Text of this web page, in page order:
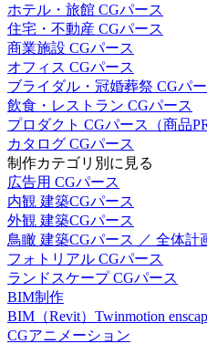
ホテル・旅館 CGパース
住宅・不動産 CGパース
商業施設 CGパース
オフィス CGパース
ブライダル・冠婚葬祭 CGパ
飲食・レストラン CGパース
プロダクト CGパース（商品
カタログ CGパース
制作カテゴリ別に見る
広告用 CGパース
内観 建築CGパース
外観 建築CGパース
鳥瞰 建築CGパース ／ 全体計
フォトリアル CGパース
ランドスケープ CGパース
BIM制作
BIM（Revit）Twinmotion
CGアニメーション